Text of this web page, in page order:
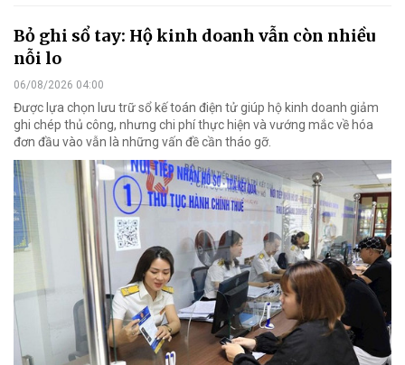
Bỏ ghi sổ tay: Hộ kinh doanh vẫn còn nhiều
nỗi lo
06/08/2026 04:00
Được lựa chọn lưu trữ sổ kế toán điện tử giúp hộ kinh doanh giảm
ghi chép thủ công, nhưng chi phí thực hiện và vướng mắc về hóa
đơn đầu vào vẫn là những vấn đề cần tháo gỡ.